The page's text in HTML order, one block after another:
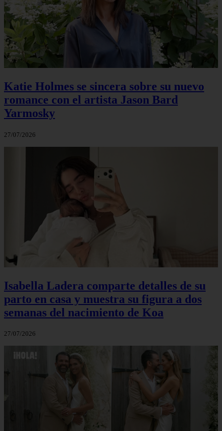
Katie Holmes se sincera sobre su nuevo
romance con el artista Jason Bard
Yarmosky
27/07/2026
Isabella Ladera comparte detalles de su
parto en casa y muestra su figura a dos
semanas del nacimiento de Koa
27/07/2026